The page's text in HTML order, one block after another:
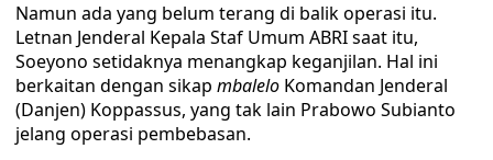
Namun ada yang belum terang di balik operasi itu.
Letnan Jenderal Kepala Staf Umum ABRI saat itu,
Soeyono setidaknya menangkap keganjilan. Hal ini
berkaitan dengan sikap mbalelo Komandan Jenderal
(Danjen) Koppassus, yang tak lain Prabowo Subianto
jelang operasi pembebasan.